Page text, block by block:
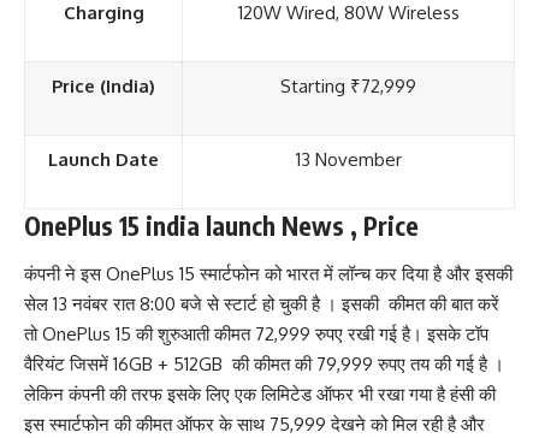
Charging 120W Wired, 80W Wireless
Price (India) Starting ₹72,999
Launch Date 13 November
OnePlus 15 india launch News , Price
कंपनी ने इस OnePlus 15 स्मार्टफोन को भारत में लॉन्च कर दिया हैऔर इसकी
सेल 13 नवंबर रात 8:00 बजे से स्टार्ट हो चुकी है । इसकी कीमत की बात करें
तो OnePlus 15 की शुरुआती कीमत 72,999 रुपए रखी गई है। इसके टॉप
वैरियंट जिसमें 16GB + 512GB की कीमत की 79,999 रुपए तय की गई है ।
लेकिन कंपनी की तरफ इसके लिए एक लिमिटेड ऑफर भी रखा गया है हंसी की
इस स्मार्टफोन की कीमत ऑफर के साथ 75,999 देखने को मिल रही है और